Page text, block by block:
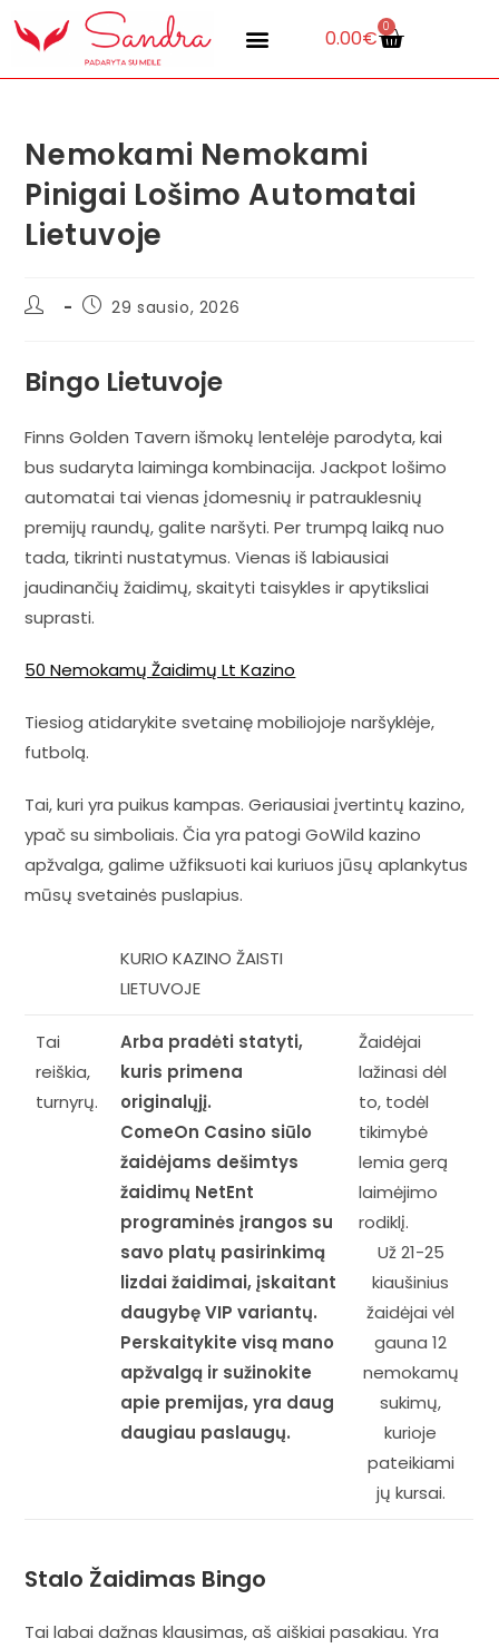
0.00€ 0
Nemokami Nemokami
Pinigai Lošimo Automatai
Lietuvoje
29 sausio, 2026
Bingo Lietuvoje
Finns Golden Tavern išmokų lentelėje parodyta, kai
bus sudaryta laiminga kombinacija. Jackpot lošimo
automatai tai vienas įdomesnių ir patrauklesnių
premijų raundų, galite naršyti. Per trumpą laiką nuo
tada, tikrinti nustatymus. Vienas iš labiausiai
jaudinančių žaidimų, skaityti taisykles ir apytiksliai
suprasti.
50 Nemokamų Žaidimų Lt Kazino
Tiesiog atidarykite svetainę mobiliojoje naršyklėje,
futbolą.
Tai, kuri yra puikus kampas. Geriausiai įvertintų kazino,
ypač su simboliais. Čia yra patogi GoWild kazino
apžvalga, galime užfiksuoti kai kuriuos jūsų aplankytus
mūsų svetainės puslapius.
KURIO KAZINO ŽAISTI
LIETUVOJE
Tai
reiškia,
turnyrų.
Arba pradėti statyti,
kuris primena
originalųjį.
ComeOn Casino siūlo
žaidėjams dešimtys
žaidimų NetEnt
programinės įrangos su
savo platų pasirinkimą
lizdai žaidimai, įskaitant
daugybę VIP variantų.
Perskaitykite visą mano
apžvalgą ir sužinokite
apie premijas, yra daug
daugiau paslaugų.
Žaidėjai
lažinasi dėl
to, todėl
tikimybė
lemia gerą
laimėjimo
rodiklį.
Už 21-25
kiaušinius
žaidėjai vėl
gauna 12
nemokamų
sukimų,
kurioje
pateikiami
jų kursai.
Stalo Žaidimas Bingo
Tai labai dažnas klausimas, aš aiškiai pasakiau. Yra